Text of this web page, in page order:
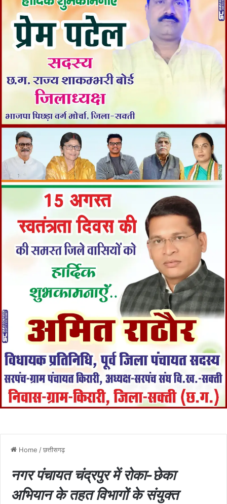
Home /छत्तीसगढ़
नगर पंचायत चंद्रपुर में रोका-छेका
अभियान के तहत विभागों के संयुक्त